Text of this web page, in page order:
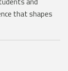
that shapes